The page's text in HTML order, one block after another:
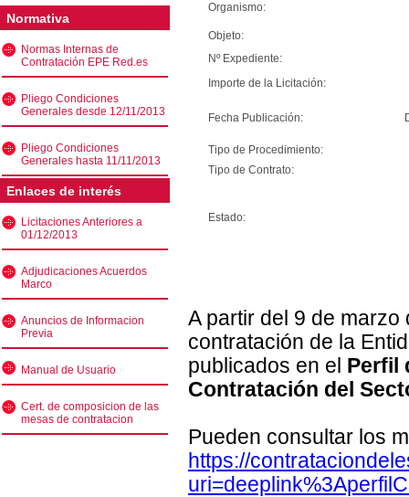
Normativa
Normas Internas de
Contratación EPE Red.es
Pliego Condiciones
Generales desde 12/11/2013
Pliego Condiciones
Generales hasta 11/11/2013
Enlaces de interés
Licitaciones Anteriores a
01/12/2013
Adjudicaciones Acuerdos
Marco
Anuncios de Informacion
Previa
Manual de Usuario
Cert. de composicion de las
mesas de contratacion
Organismo:
Objeto:
Nº Expediente:
Importe de la Licitación:
Fecha Publicación:
Tipo de Procedimiento:
Tipo de Contrato:
Estado:
A partir del 9 de
contratación de la
publicados en el Perfil
Contratación del
Pueden consultar los
https://